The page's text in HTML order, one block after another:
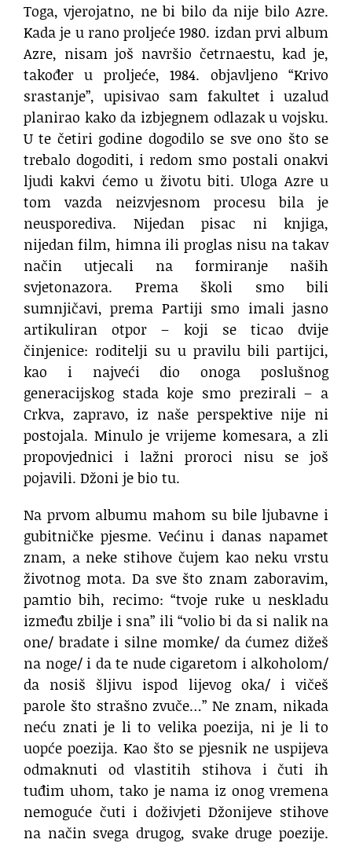
Toga, vjerojatno, ne bi bilo da nije bilo Azre.
Kada je u rano proljeće 1980. izdan prvi album
Azre, nisam još navršio četrnaestu, kad je,
također u proljeće, 1984. objavljeno “Krivo
srastanje”, upisivao sam fakultet i uzalud
planirao kako da izbjegnem odlazak u vojsku.
U te četiri godine dogodilo se sve ono što se
trebalo dogoditi, i redom smo postali onakvi
ljudi kakvi ćemo u životu biti. Uloga Azre u
tom vazda neizvjesnom procesu bila je
neusporediva. Nijedan pisac ni knjiga,
nijedan film, himna ili proglas nisu na takav
način utjecali na formiranje naših
svjetonazora. Prema školi smo bili
sumnjičavi, prema Partiji smo imali jasno
artikuliran otpor – koji se ticao dvije
činjenice: roditelji su u pravilu bili partijci,
kao i najveći dio onoga poslušnog
generacijskog stada koje smo prezirali – a
Crkva, zapravo, iz naše perspektive nije ni
postojala. Minulo je vrijeme komesara, a zli
propovjednici i lažni proroci nisu se još
pojavili. Džoni je bio tu.
Na prvom albumu mahom su bile ljubavne i
gubitničke pjesme. Većinu i danas napamet
znam, a neke stihove čujem kao neku vrstu
životnog mota. Da sve što znam zaboravim,
pamtio bih, recimo: “tvoje ruke u neskladu
između zbilje i sna” ili “volio bi da si nalik na
one/ bradate i silne momke/ da ćumez dižeš
na noge/ i da te nude cigaretom i alkoholom/
da nosiš šljivu ispod lijevog oka/ i vičeš
parole što strašno zvuče…” Ne znam, nikada
neću znati je li to velika poezija, ni je li to
uopće poezija. Kao što se pjesnik ne uspijeva
odmaknuti od vlastitih stihova i čuti ih
tuđim uhom, tako je nama iz onog vremena
nemoguće čuti i doživjeti Džonijeve stihove
na način svega drugog, svake druge poezije.